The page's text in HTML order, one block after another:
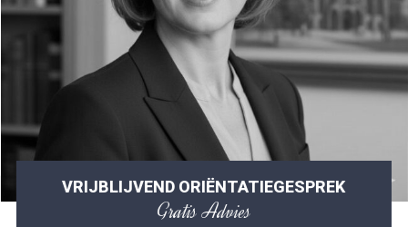
VRIJBLIJVEND ORIËNTATIEGESPREK
Gratis Advies